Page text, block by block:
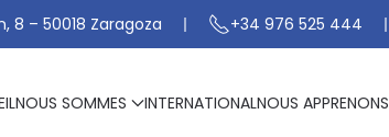
8 – 50018 Zaragoza +34 976 525 444
NOUS SOMMES INTERNATIONALNOUS APPRENONS